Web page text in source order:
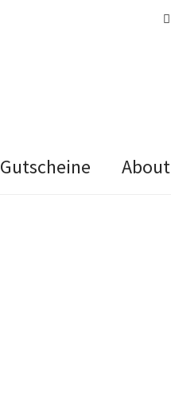
Gutscheine About